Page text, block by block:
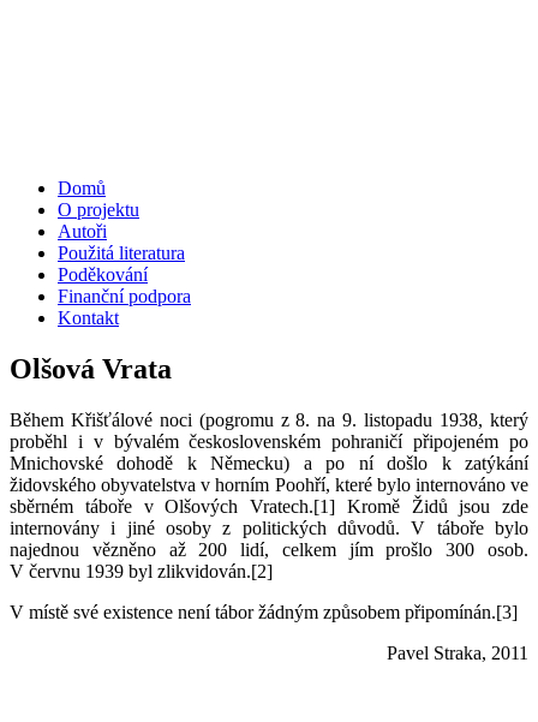
Domů
O projektu
Autoři
Použitá literatura
Poděkování
Finanční podpora
Kontakt
Olšová Vrata
Během Křišťálové noci (pogromu z 8. na 9. listopadu 1938, který
proběhl i v bývalém československém pohraničí připojeném po
Mnichovské dohodě k Německu) a po ní došlo k zatýkání
židovského obyvatelstva v horním Poohří, které bylo internováno ve
sběrném táboře v Olšových Vratech.[1] Kromě Židů jsou zde
internovány i jiné osoby z politických důvodů. V táboře bylo
najednou vězněno až 200 lidí, celkem jím prošlo 300 osob.
V červnu 1939 byl zlikvidován.[2]
V místě své existence není tábor žádným způsobem připomínán.[3]
Pavel Straka, 2011